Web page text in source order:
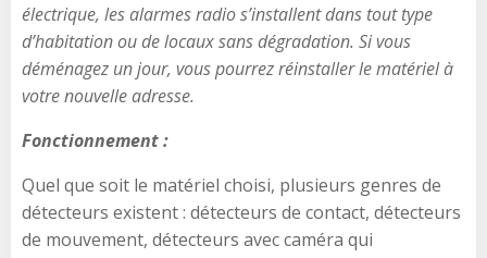
électrique, les alarmes radio s’installent dans tout type
d’habitation ou de locaux sans dégradation. Si vous
déménagez un jour, vous pourrez réinstaller le matériel à
votre nouvelle adresse.
Fonctionnement :
Quel que soit le matériel choisi, plusieurs genres de
détecteurs existent : détecteurs de contact, détecteurs
de mouvement, détecteurs avec caméra qui